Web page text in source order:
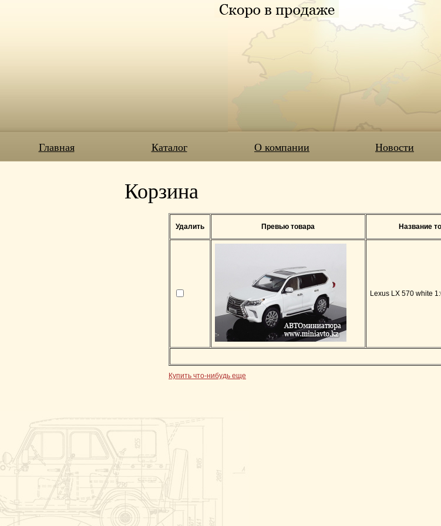
Главная Каталог О компании Новости
Корзина
Удалить Превью товара Название
Lexus LX 570 white
Купить что-нибудь еще